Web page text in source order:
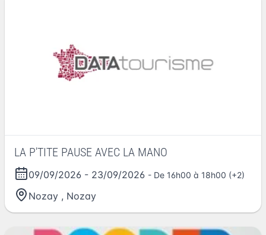
LA P'TITE PAUSE AVEC LA MANO
09/09/2026 - 23/09/2026 - De 16h00 à 18h00 (+2)
Nozay , Nozay